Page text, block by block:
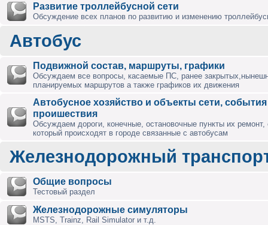
Развитие троллейбусной сети
Обсуждение всех планов по развитию и изменению
Автобус
Подвижной состав, маршруты, графики
Обсуждаем все вопросы, касаемые ПС, ранее
планируемых маршрутов а также графиков их движения
Автобусное хозяйство и объекты сети,
проишествия
Обсуждаем дороги, конечные, остановочные пункты их ремонт,
который происходят в городе связанные с автобусам
Железнодорожный
Общие вопросы
Тестовый раздел
Железнодорожные симуляторы
MSTS, Trainz, Rail Simulator и т.д.